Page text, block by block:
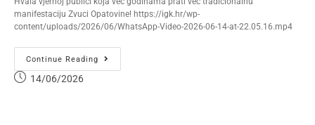
manifestaciju Zvuci Opatovine! https://igk.hr/wp-
content/uploads/2026/06/WhatsApp-Video-2026-06-14-at-22.05.16.mp4
Continue Reading
14/06/2026